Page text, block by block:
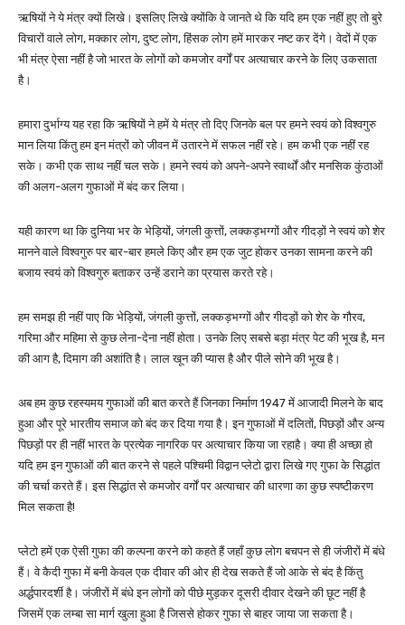
ऋषियों ने ये मंत्र क्यों लिखे। इसलिए लिखे क्योंकि वे जानते थे कि यदि हम एक नहीं हुए तो बुरे
विचारों वाले लोग, मक्कार लोग, दुष्ट लोग, हिंसक लोग हमें मारकर नष्ट कर देंगे। वेदों में एक
भी मंत्र ऐसा नहीं है जो भारत के लोगों को कमजोर वर्गों पर अत्याचार करने के लिए उकसाता
है।
हमारा दुर्भाग्य यह रहा कि ऋषियों ने हमें ये मंत्र तो दिए जिनके बल पर हमने स्वयं को विश्वगुरु
मान लिया किंतु हम इन मंत्रों को जीवन में उतारने में सफल नहीं रहे। हम कभी एक नहीं रह
सके। कभी एक साथ नहीं चल सके। हमने स्वयं को अपने-अपने स्वार्थों और मनसिक कुंठाओं
की अलग-अलग गुफाओं में बंद कर लिया।
यही कारण था कि दुनिया भर के भेड़ियों, जंगली कुत्तों, लक्कड़भग्गों और गीदड़ों ने स्वयं को शेर
मानने वाले विश्वगुरु पर बार-बार हमले किए और हम एक जुट होकर उनका सामना करने की
बजाय स्वयं को विश्वगुरु बताकर उन्हें डराने का प्रयास करते रहे।
हम समझ ही नहीं पाए कि भेड़ियों, जंगली कुत्तों, लक्कड़भग्गों और गीदड़ों को शेर के गौरव,
गरिमा और महिमा से कुछ लेना-देना नहीं होता। उनके लिए सबसे बड़ा मंत्र पेट की भूख है, मन
की आग है, दिमाग की अशांति है। लाल खून की प्यास है और पीले सोने की भूख है।
अब हम कुछ रहस्यमय गुफाओं की बात करते हैं जिनका निर्माण 1947 में आजादी मिलने के बाद
हुआ और पूरे भारतीय समाज को बंद कर दिया गया है। इन गुफाओं में दलितों, पिछड़ों और अन्य
पिछड़ों पर ही नहीं भारत के प्रत्येक नागरिक पर अत्याचार किया जा रहाहै। क्या ही अच्छा हो
यदि हम इन गुफाओं की बात करने से पहले पश्चिमी विद्वान प्लेटो द्वारा लिखे गए गुफा के सिद्धांत
की चर्चा करते हैं। इस सिद्धांत से कमजोर वर्गों पर अत्याचार की धारणा का कुछ स्पष्टीकरण
मिल सकता है!
प्लेटो हमें एक ऐसी गुफा की कल्पना करने को कहते हैं जहाँ कुछ लोग बचपन से ही जंजीरों में बंधे
हैं। वे कैदी गुफा में बनी केवल एक दीवार की ओर ही देख सकते हैं जो आके से बंद है किंतु
अर्द्धपारदर्शी है। जंजीरों में बंधे इन लोगों को पीछे मुड़कर दूसरी दीवार देखने की छूट नहीं है
जिसमें एक लम्बा सा मार्ग खुला हुआ है जिससे होकर गुफा से बाहर जाया जा सकता है।